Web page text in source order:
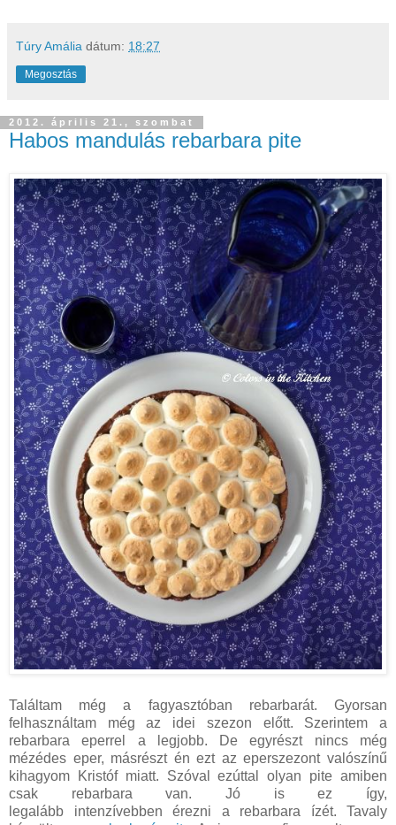
Túry Amália dátum: 18:27
Megosztás
2012. április 21., szombat
Habos mandulás rebarbara pite
Találtam még a fagyasztóban rebarbarát. Gyorsan
felhasználtam még az idei szezon előtt. Szerintem a
rebarbara eperrel a legjobb. De egyrészt nincs még
mézédes eper, másrészt én ezt az eperszezont valószínű
kihagyom Kristóf miatt. Szóval ezúttal olyan pite amiben
csak rebarbara van. Jó is ez így,
legalább intenzívebben érezni a rebarbara ízét. Tavaly